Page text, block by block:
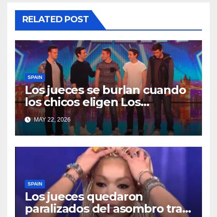
RELATED POST
SPAIN
Los jueces se burlan cuando
los chicos eligen Los
Miserables… pero en
segundos todo cambia
MAY 22, 2026
SPAIN
Los jueces quedaron
paralizados del asombro tras